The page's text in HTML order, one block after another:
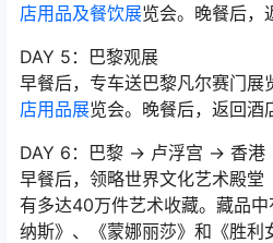
店用品及餐饮展览会。晚餐后，
DAY 5：巴黎观展
早餐后，专车送巴黎凡尔赛门展
店用品展览会。晚餐后，返回酒
DAY 6：巴黎 → 卢浮宫 → 香港
早餐后，领略世界文化艺术殿堂
有多达40万件艺术收藏。藏品
纳斯》、《蒙娜丽莎》和《胜利